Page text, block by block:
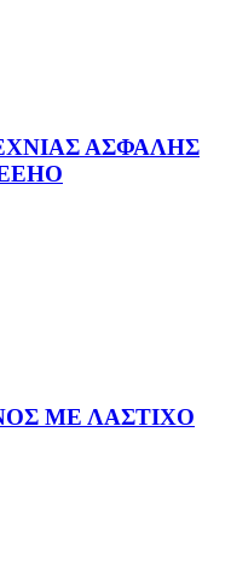
ΑΣΦΑΛΗΣ
ΜΕ ΛΑΣΤΙΧΟ